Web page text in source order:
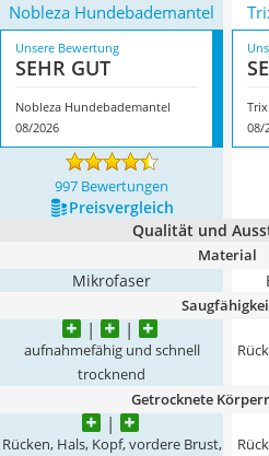
Nobleza Hundebademantel
Unsere Bewertung
SEHR GUT
Nobleza Hundebademantel
08/2026
08/
997 Bewertungen
Preis­vergleich
Qualität und
Material
Mikrofaser
aufnahmefähig und schnell
trocknend
Getrocknete
Rücken, Hals, Kopf, vordere Brust,